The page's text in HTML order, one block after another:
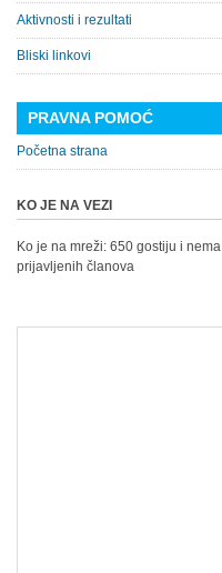
Aktivnosti i rezultati
Bliski linkovi
PRAVNA POMOĆ
Početna strana
KO JE NA VEZI
Ko je na mreži: 650 gostiju i nema
prijavljenih članova